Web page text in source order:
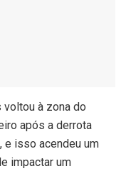
voltou à zona do
após a derrota
e isso acendeu um
impactar um